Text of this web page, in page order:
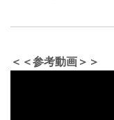
＜＜参考動画＞＞